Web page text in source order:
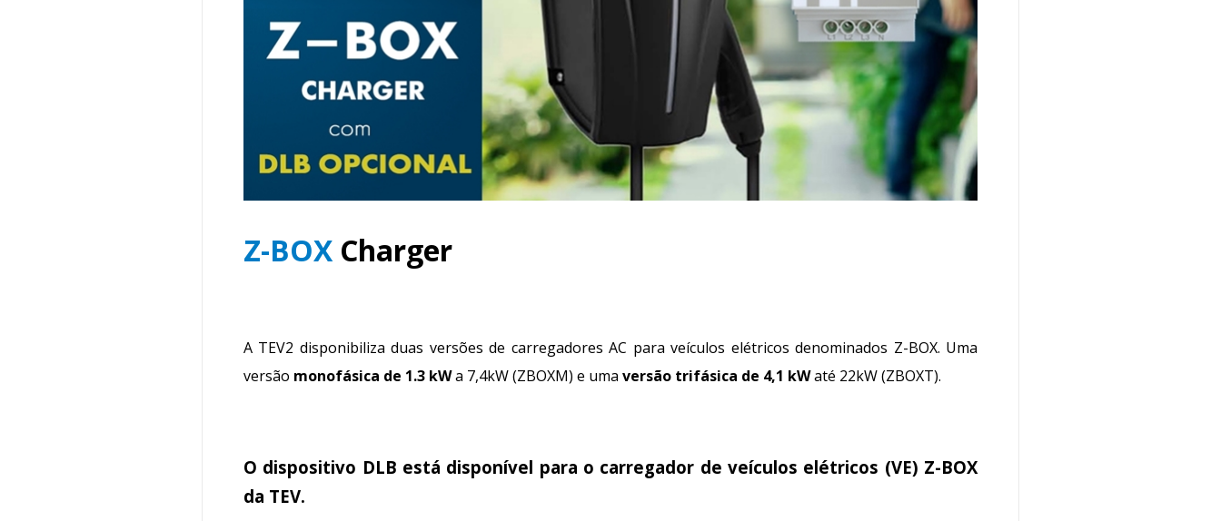
Z-BOX Charger
A TEV2 disponibiliza duas versões de carregadores AC para veículos elétricos denominados Z-BOX. Uma
versão monofásica de 1.3 kWa 7,4kW (ZBOXM) e uma versão trifásica de 4,1 kWaté 22kW (ZBOXT).
O dispositivo DLB está disponível para o carregador de veículos elétricos (VE) Z-BOX
da TEV.